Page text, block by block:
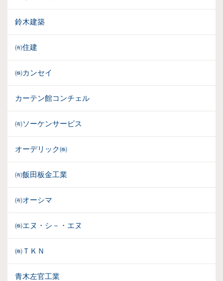
鈴木建築
㈲住建
㈱カンセイ
カーテン館コンチェル
㈲ソーケンサービス
オーデリック㈱
㈲飯田板金工業
㈲オーシマ
㈱エヌ・シ－・エヌ
㈱ＴＫＮ
青木左官工業